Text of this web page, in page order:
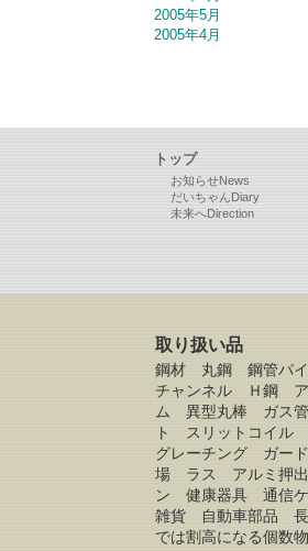
2005年5月
2005年4月
トップ
お知らせNews
だいちゃんDiary
未来へDirection
取り扱い品
鋼材 丸鋼 鋼管パ
チャンネル Ｈ鋼
ム 異型丸棒 ガス
ト スリットコイ
グレーチング ガ
場 ラス アルミ押
ン 健康器具 通信
雑貨 自動車部品
では割高になる個数